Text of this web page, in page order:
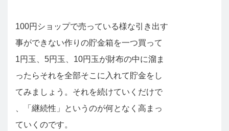
100円ショップで売っている様な引き出す
事ができない作りの貯金箱を一つ買って
1円玉、5円玉、10円玉が財布の中に溜ま
ったらそれを全部そこに入れて貯金をし
てみましょう。それを続けていくだけで
、「継続性」というのが何となく高まっ
ていくのです。